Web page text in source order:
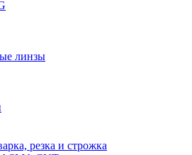
линзы
резка и строжка